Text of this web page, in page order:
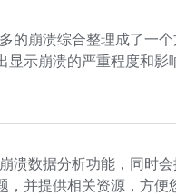
的崩溃综合整理成了一
显示崩溃的严重程度和影
溃数据分析功能，同时
，并提供相关资源，方